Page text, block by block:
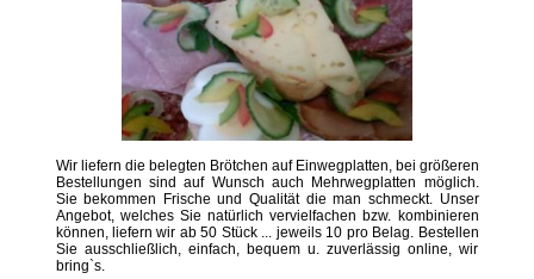
Wir liefern die belegten Brötchen auf Einwegplatten, bei größeren
Bestellungen sind auf Wunsch auch Mehrwegplatten möglich.
Sie bekommen Frische und Qualität die man schmeckt. Unser
Angebot, welches Sie natürlich vervielfachen bzw. kombinieren
können, liefern wir ab 50 Stück ... jeweils 10 pro Belag. Bestellen
Sie ausschließlich, einfach, bequem u. zuverlässig online, wir
bring`s.